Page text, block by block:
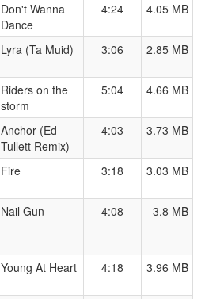
Don't Wanna
Dance
4:24 4.05 MB
Lyra (Ta Muid) 3:06 2.85 MB
Riders on the
storm
5:04 4.66 MB
Anchor (Ed
Tullett Remix)
4:03 3.73 MB
Fire 3:18 3.03 MB
Nail Gun 4:08 3.8 MB
Young At Heart 4:18 3.96 MB